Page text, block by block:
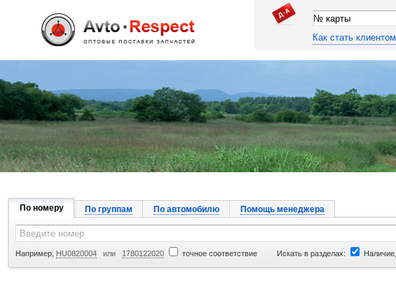
Джапан Авто
Как стать клиентом
По номеру По группам По автомобилю Помощь менеджера
Например, HU0820004 или 1780122020 точное соответствие Искать в разделах: Наличие,